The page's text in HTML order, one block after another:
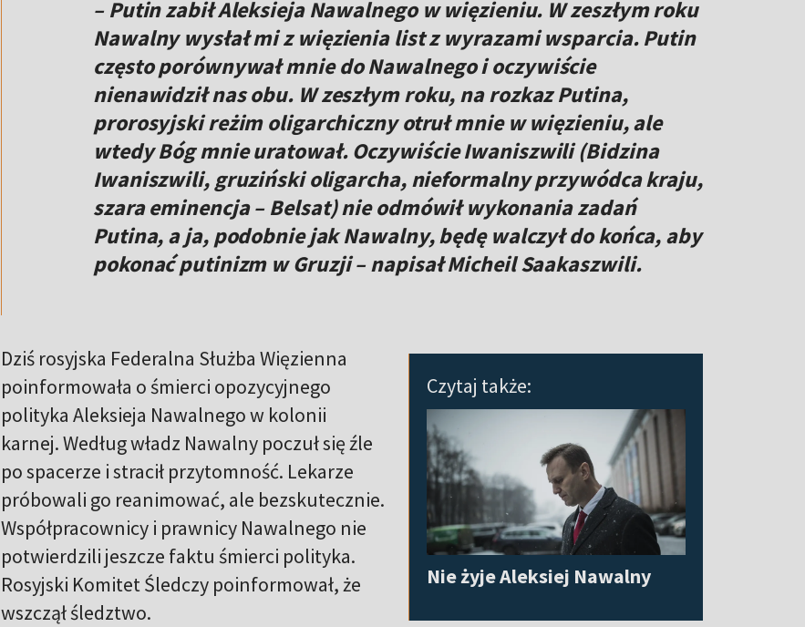
– Putin zabił Aleksieja Nawalnego w więzieniu. W zeszłym roku
Nawalny wysłał mi z więzienia list z wyrazami wsparcia. Putin
często porównywał mnie do Nawalnego i oczywiście
nienawidził nas obu. W zeszłym roku, na rozkaz Putina,
prorosyjski reżim oligarchiczny otruł mnie w więzieniu, ale
wtedy Bóg mnie uratował. Oczywiście Iwaniszwili (Bidzina
Iwaniszwili, gruziński oligarcha, nieformalny przywódca kraju,
szara eminencja – Belsat) nie odmówił wykonania zadań
Putina, a ja, podobnie jak Nawalny, będę walczył do końca, aby
pokonać putinizm w Gruzji – napisał Micheil Saakaszwili.
Czytaj także:
Nie żyje Aleksiej Nawalny
Dziś rosyjska Federalna Służba Więzienna
poinformowała o śmierci opozycyjnego
polityka Aleksieja Nawalnego w kolonii
karnej. Według władz Nawalny poczuł się źle
po spacerze i stracił przytomność. Lekarze
próbowali go reanimować, ale bezskutecznie.
Współpracownicy i prawnicy Nawalnego nie
potwierdzili jeszcze faktu śmierci polityka.
Rosyjski Komitet Śledczy poinformował, że
wszczął śledztwo.